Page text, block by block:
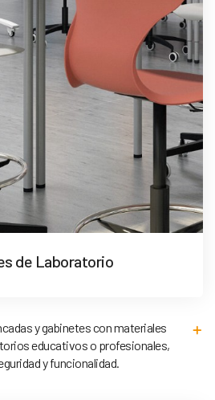
de Laboratorio
y gabinetes con materiales
educativos o profesionales,
y funcionalidad.